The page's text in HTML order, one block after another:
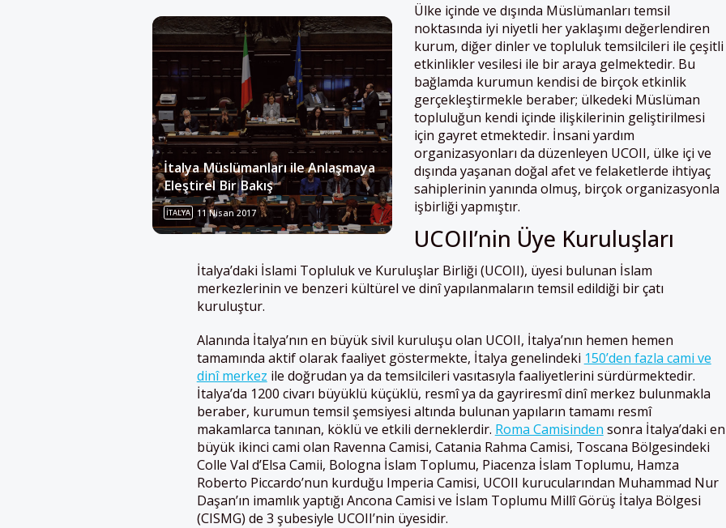
İtalya Müslümanları ile Anlaşmaya
Eleştirel Bir Bakış
İTALYA 11 Nisan 2017
Ülke içinde ve dışında Müslümanları temsil
noktasında iyi niyetli her yaklaşımı değerlendiren
kurum, diğer dinler ve topluluk temsilcileri ile çeşitli
etkinlikler vesilesi ile bir araya gelmektedir. Bu
bağlamda kurumun kendisi de birçok etkinlik
gerçekleştirmekle beraber; ülkedeki Müslüman
topluluğun kendi içinde ilişkilerinin geliştirilmesi
için gayret etmektedir. İnsani yardım
organizasyonları da düzenleyen UCOII, ülke içi ve
dışında yaşanan doğal afet ve felaketlerde ihtiyaç
sahiplerinin yanında olmuş, birçok organizasyonla
işbirliği yapmıştır.
UCOII’nin Üye Kuruluşları
İtalya’daki İslami Topluluk ve Kuruluşlar Birliği (UCOII), üyesi bulunan İslam
merkezlerinin ve benzeri kültürel ve dinî yapılanmaların temsil edildiği bir çatı
kuruluştur.
Alanında İtalya’nın en büyük sivil kuruluşu olan UCOII, İtalya’nın hemen hemen
tamamında aktif olarak faaliyet göstermekte, İtalya genelindeki 150’den fazla cami ve
dinî merkez ile doğrudan ya da temsilcileri vasıtasıyla faaliyetlerini sürdürmektedir.
İtalya’da 1200 civarı büyüklü küçüklü, resmî ya da gayriresmî dinî merkez bulunmakla
beraber, kurumun temsil şemsiyesi altında bulunan yapıların tamamı resmî
makamlarca tanınan, köklü ve etkili derneklerdir. Roma Camisinden sonra İtalya’daki en
büyük ikinci cami olan Ravenna Camisi, Catania Rahma Camisi, Toscana Bölgesindeki
Colle Val d’Elsa Camii, Bologna İslam Toplumu, Piacenza İslam Toplumu, Hamza
Roberto Piccardo’nun kurduğu Imperia Camisi, UCOII kurucularından Muhammad Nur
Daşan’ın imamlık yaptığı Ancona Camisi ve İslam Toplumu Millî Görüş İtalya Bölgesi
(CISMG) de 3 şubesiyle UCOII’nin üyesidir.